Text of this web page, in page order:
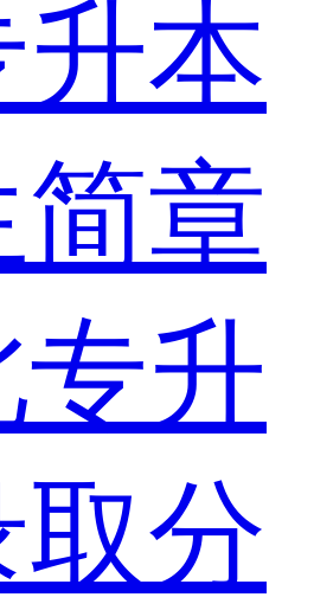
本
章
升
分